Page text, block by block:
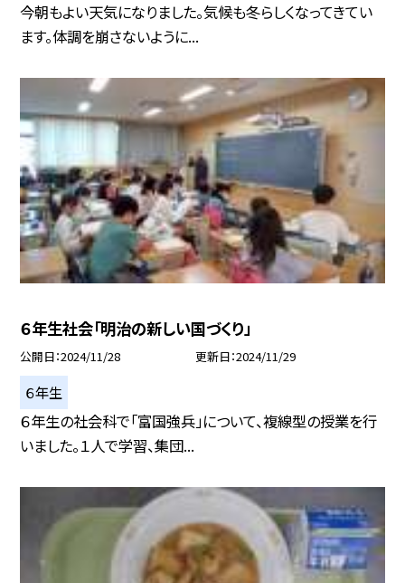
今朝もよい天気になりました。気候も冬らしくなってきてい
ます。体調を崩さないように...
６年生社会「明治の新しい国づくり」
公開日 2024/11/28 更新日 2024/11/29
６年生
６年生の社会科で「富国強兵」について、複線型の授業を行
いました。１人で学習、集団...